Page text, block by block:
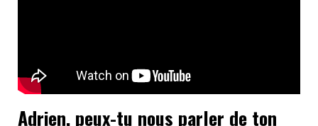
Adrien, peux-tu nous parler de ton